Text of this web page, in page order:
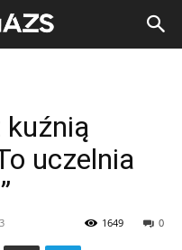
kuźnią
uczelnia
0
1649